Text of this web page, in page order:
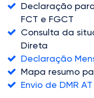
Declaração
FCT e FGCT
Consulta da
Direta
Declaração
Mapa resumo
Envio de DMR